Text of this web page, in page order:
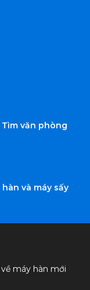
văn phòng
và máy sấy
máy hàn mới